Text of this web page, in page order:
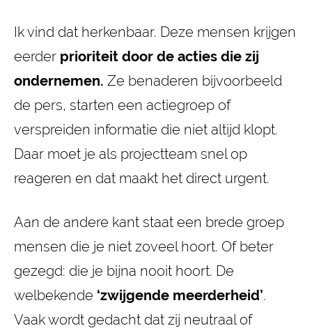
Ik vind dat herkenbaar. Deze mensen krijgen
eerder prioriteit door de acties die zij
ondernemen. Ze benaderen bijvoorbeeld
de pers, starten een actiegroep of
verspreiden informatie die niet altijd klopt.
Daar moet je als projectteam snel op
reageren en dat maakt het direct urgent.
Aan de andere kant staat een brede groep
mensen die je niet zoveel hoort. Of beter
gezegd: die je bijna nooit hoort. De
welbekende ‘zwijgende meerderheid’.
Vaak wordt gedacht dat zij neutraal of